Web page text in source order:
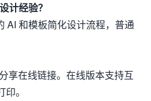
计经验？
AI 和模板简化设计流程，普通
享在线链接。在线版本支持互
。